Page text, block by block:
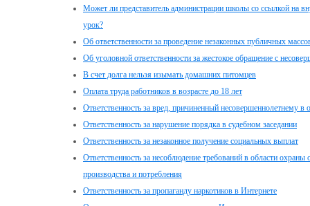
Может ли представитель администрации школы со ссылкой на
урок?
Об ответственности за проведение незаконных публичных
Об уголовной ответственности за жестокое обращение с
В счет долга нельзя изымать домашних питомцев
Оплата труда работников в возрасте до 18 лет
Ответственность за вред, причиненный несовершеннолетнему в
Ответственность за нарушение порядка в судебном заседании
Ответственность за незаконное получение социальных выплат
Ответственность за несоблюдение требований в области
производства и потребления
Ответственность за пропаганду наркотиков в Интернете